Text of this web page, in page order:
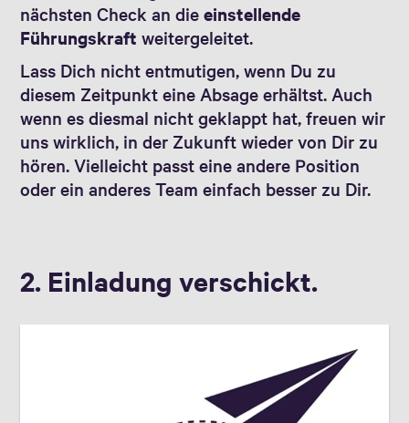
nächsten Check an dieeinstellende
Führungskraft weitergeleitet.
Lass Dich nicht entmutigen, wenn Du zu
diesem Zeitpunkt eine Absage erhältst. Auch
wenn es diesmal nicht geklappt hat, freuen wir
uns wirklich, in der Zukunft wieder von Dir zu
hören. Vielleicht passt eine andere Position
oder ein anderes Team einfach besser zu Dir.
2. Einladung verschickt.